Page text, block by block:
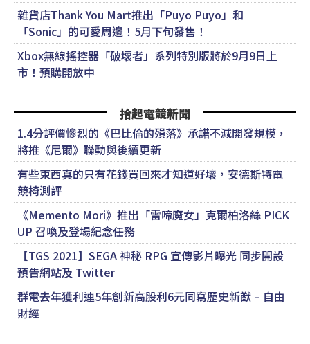
雜貨店Thank You Mart推出「Puyo Puyo」和
「Sonic」的可愛周邊！5月下旬發售！
Xbox無線搖控器「破壞者」系列特別版將於9月9日上
市！預購開放中
拾起電競新聞
1.4分評價慘烈的《巴比倫的殞落》承諾不減開發規模，
將推《尼爾》聯動與後續更新
有些東西真的只有花錢買回來才知道好壞，安德斯特電
競椅測評
《Memento Mori》推出「雷啼魔女」克爾柏洛絲 PICK
UP 召喚及登場紀念任務
【TGS 2021】SEGA 神秘 RPG 宣傳影片曝光 同步開設
預告網站及 Twitter
群電去年獲利連5年創新高股利6元同寫歷史新猷 – 自由
財經